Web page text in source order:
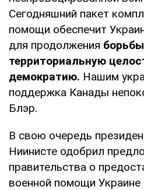
Сегодняшний пакет
помощи обеспечит
для продолжения
территориальную
демократию. Нашим
поддержка Канады
Блэр.
В свою очередь
Ниинисте одобрил
правительства о
военной помощи Украине